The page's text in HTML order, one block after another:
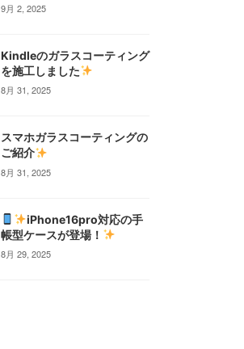
9月 2, 2025
Kindleのガラスコーティング
を施工しました
8月 31, 2025
スマホガラスコーティングの
ご紹介
8月 31, 2025
iPhone16pro対応の手
帳型ケースが登場！
8月 29, 2025